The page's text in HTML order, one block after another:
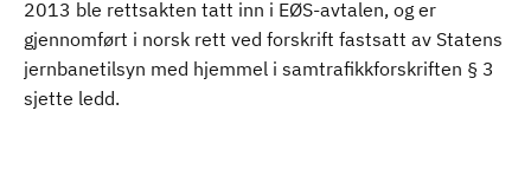
2013 ble rettsakten tatt inn i EØS-avtalen, og er
gjennomført i norsk rett ved forskrift fastsatt av Statens
jernbanetilsyn med hjemmel i samtrafikkforskriften § 3
sjette ledd.